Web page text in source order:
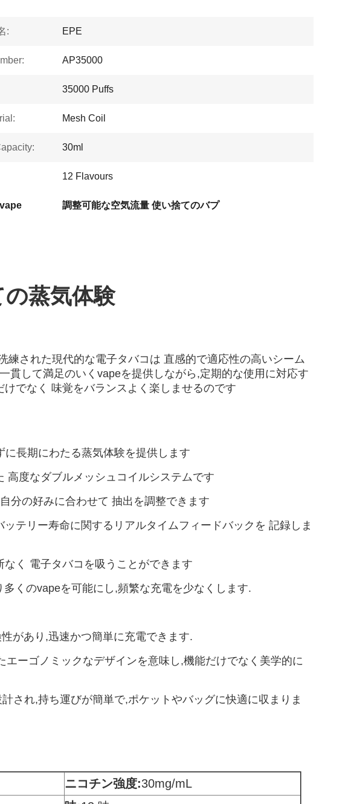
: EPE
AP35000
35000 Puffs
Mesh Coil
30ml
12 Flavours
調整可能な空気流量 使い捨てのバプ
蒸気体験
された現代的な電子タバコは 直感的で適応性の高いシーム
貫して満足のいくvapeを提供しながら,定期的な使用に対応す
でなく 味覚をバランスよく楽しませるのです
長期にわたる蒸気体験を提供します
高度なダブルメッシュコイルシステムです
分の好みに合わせて 抽出を調整できます
テリー寿命に関するリアルタイムフィードバックを 記録しま
く 電子タバコを吸うことができます
くのvapeを可能にし,頻繁な充電を少なくします.
があり,迅速かつ簡単に充電できます.
ーゴノミックなデザインを意味し,機能だけでなく美学的に
され,持ち運びが簡単で,ポケットやバッグに快適に収まりま
ニコチン強度:30mg/mL